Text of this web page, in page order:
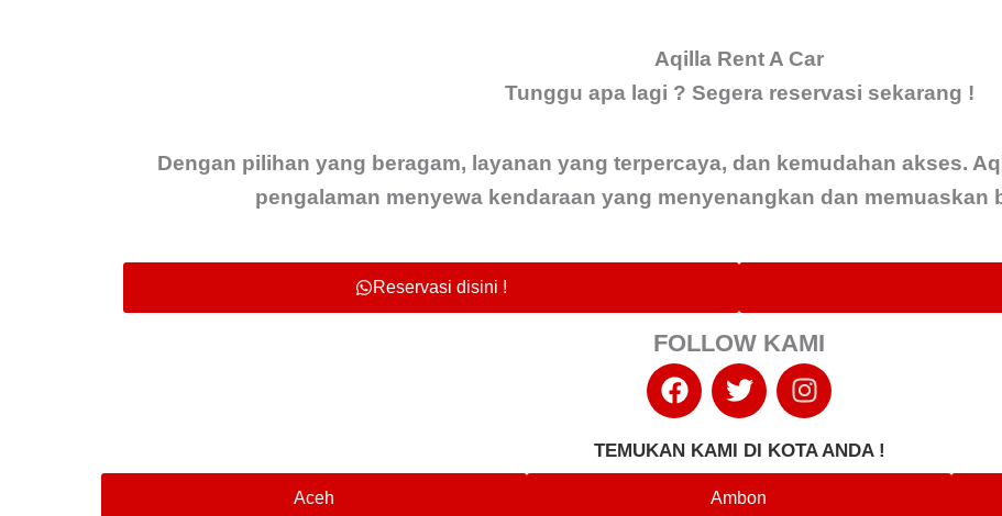
Aqilla Rent A Car
Tunggu apa lagi ? Segera reservasi sekarang !
Dengan pilihan yang beragam, layanan yang terpercaya, dan kemudahan akses.
pengalaman menyewa kendaraan yang menyenangkan dan memuaskan
Reservasi disini !
FOLLOW KAMI
F
a
c
e
b
T
w
i
t
t
I
n
s
t
a
TEMUKAN KAMI DI KOTA ANDA !
Aceh Ambon